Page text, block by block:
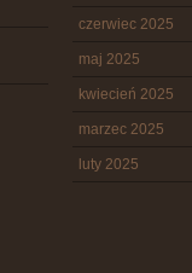
czerwiec 2025
maj 2025
kwiecień 2025
marzec 2025
luty 2025